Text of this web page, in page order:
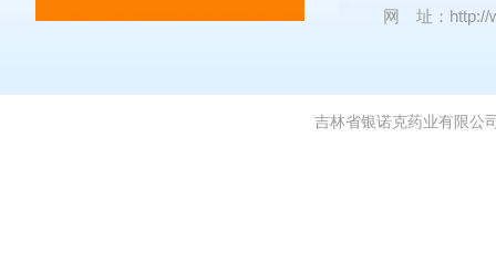
网 址： http://
吉林省银诺克药业有限公